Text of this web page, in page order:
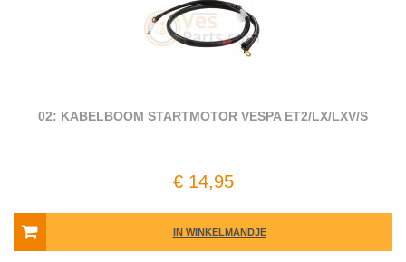
02: KABELBOOM STARTMOTOR VESPA ET2/LX/LXV/S
€ 14,95
IN WINKELMANDJE